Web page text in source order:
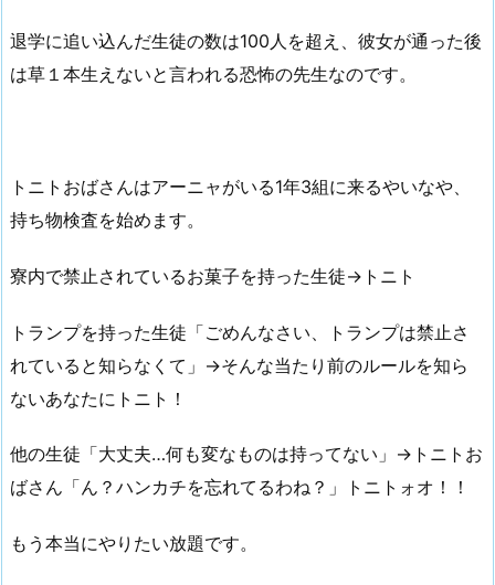
退学に追い込んだ生徒の数は100人を超え、彼女が通った後
は草１本生えないと言われる恐怖の先生なのです。
トニトおばさんはアーニャがいる1年3組に来るやいなや、
持ち物検査を始めます。
寮内で禁止されているお菓子を持った生徒→トニト
トランプを持った生徒「ごめんなさい、トランプは禁止さ
れていると知らなくて」→そんな当たり前のルールを知ら
ないあなたにトニト！
他の生徒「大丈夫…何も変なものは持ってない」→トニトお
ばさん「ん？ハンカチを忘れてるわね？」トニトォオ！！
もう本当にやりたい放題です。